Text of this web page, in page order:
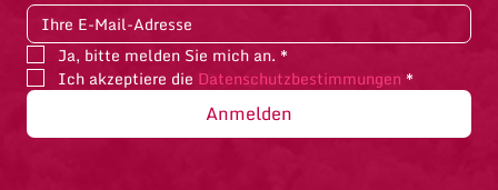
Ja, bitte melden Sie mich an. *
Ich akzeptiere die Datenschutzbestimmungen *
Anmelden